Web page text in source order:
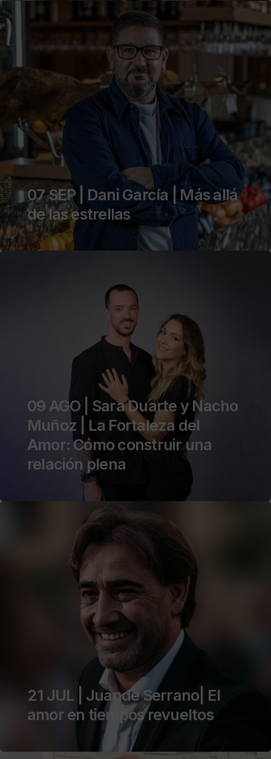
07 SEP | Dani García | Más allá
de las estrellas
09 AGO | Sara Duarte y Nacho
Muñoz | La Fortaleza del
Amor: Cómo construir una
relación plena
21 JUL | Juande Serrano| El
amor en tiempos revueltos